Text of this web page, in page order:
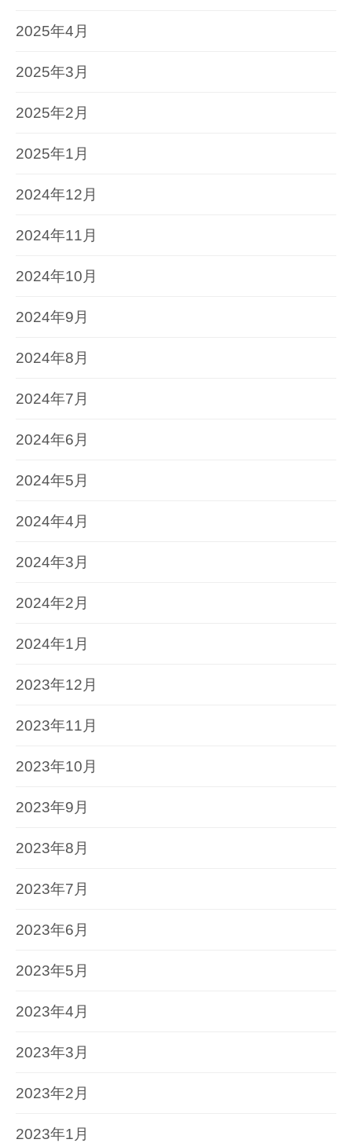
2025年4月
2025年3月
2025年2月
2025年1月
2024年12月
2024年11月
2024年10月
2024年9月
2024年8月
2024年7月
2024年6月
2024年5月
2024年4月
2024年3月
2024年2月
2024年1月
2023年12月
2023年11月
2023年10月
2023年9月
2023年8月
2023年7月
2023年6月
2023年5月
2023年4月
2023年3月
2023年2月
2023年1月